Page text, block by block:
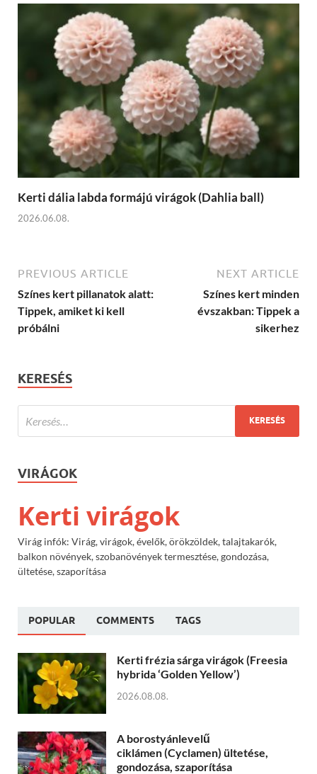
Kerti dália labda formájú virágok (Dahlia ball)
2026.06.08.
PREVIOUS ARTICLE
Színes kert pillanatok alatt:
Tippek, amiket ki kell
próbálni
NEXT ARTICLE
Színes kert minden
évszakban: Tippek a
sikerhez
KERESÉS
VIRÁGOK
Kerti virágok
Virág infók: Virág, virágok, évelők, örökzöldek, talajtakarók,
balkon növények, szobanövények termesztése, gondozása,
ültetése, szaporítása
POPULAR COMMENTS TAGS
Kerti frézia sárga virágok (Freesia
hybrida ‘Golden Yellow’)
2026.08.08.
A borostyánlevelű
ciklámen (Cyclamen) ültetése,
gondozása, szaporítása